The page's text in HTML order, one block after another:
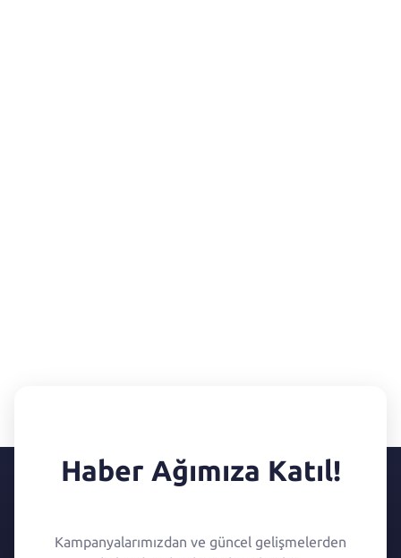
Haber Ağımıza Katıl!
Kampanyalarımızdan ve güncel gelişmelerden